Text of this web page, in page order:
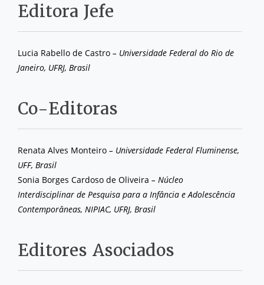
Editora Jefe
Lucia Rabello de Castro – Universidade Federal do Rio de
Janeiro, UFRJ, Brasil
Co-Editoras
Renata Alves Monteiro – Universidade Federal Fluminense,
UFF, Brasil
Sonia Borges Cardoso de Oliveira – Núcleo
Interdisciplinar de Pesquisa para a Infância e Adolescência
Contemporâneas, NIPIAC, UFRJ, Brasil
Editores Asociados